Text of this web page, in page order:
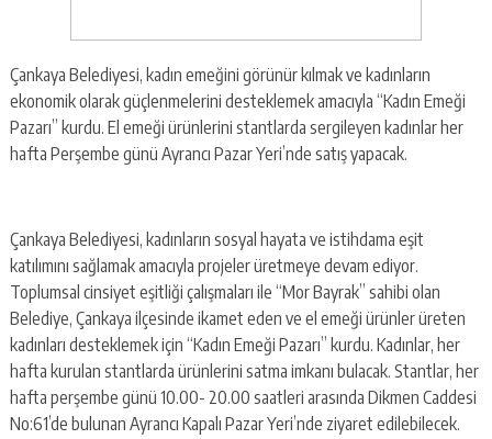
Çankaya Belediyesi, kadın emeğini görünür kılmak ve kadınların
ekonomik olarak güçlenmelerini desteklemek amacıyla “Kadın Emeği
Pazarı” kurdu. El emeği ürünlerini stantlarda sergileyen kadınlar her
hafta Perşembe günü Ayrancı Pazar Yeri’nde satış yapacak.
Çankaya Belediyesi, kadınların sosyal hayata ve istihdama eşit
katılımını sağlamak amacıyla projeler üretmeye devam ediyor.
Toplumsal cinsiyet eşitliği çalışmaları ile “Mor Bayrak” sahibi olan
Belediye, Çankaya ilçesinde ikamet eden ve el emeği ürünler üreten
kadınları desteklemek için “Kadın Emeği Pazarı” kurdu. Kadınlar, her
hafta kurulan stantlarda ürünlerini satma imkanı bulacak. Stantlar, her
hafta perşembe günü 10.00- 20.00 saatleri arasında Dikmen Caddesi
No:61’de bulunan Ayrancı Kapalı Pazar Yeri’nde ziyaret edilebilecek.